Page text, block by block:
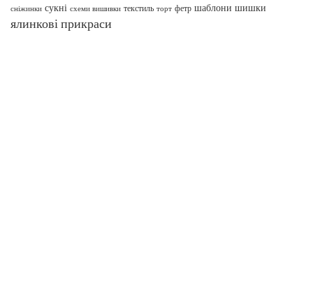
сніжинки сукні схеми вишивки текстиль торт фетр шаблони шишки
ялинкові прикраси